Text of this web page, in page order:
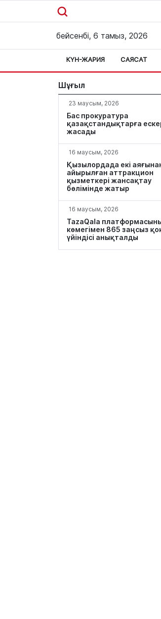
бейсенбі, 6 тамыз, 2026
КҮН-ЖАРИЯ САЯСАТ
Шұғыл
23 маусым, 2026
Бас прокуратура
қазақстандықтарға
жасады
16 маусым, 2026
Қызылордада екі
айырылған аттракцион
қызметкері жансақтау
бөлімінде жатыр
16 маусым, 2026
TazaQala
көмегімен 865 заңсыз
үйіндісі анықталды